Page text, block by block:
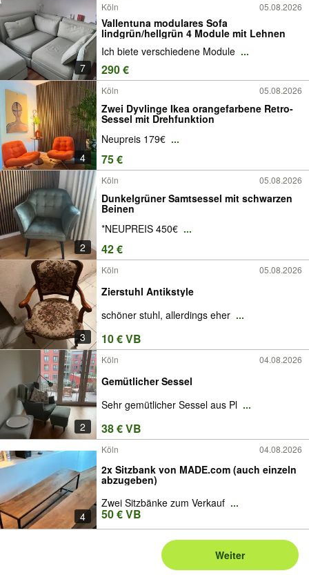
7
Köln 05.08.2026
Vallentuna modulares Sofa
lindgrün/hellgrün 4 Module mit Lehnen
Ich biete verschiedene Module ...
290 €
4
Köln 05.08.2026
Zwei Dyvlinge Ikea orangefarbene Retro-
Sessel mit Drehfunktion
Neupreis 179€ ...
75 €
2
Köln 05.08.2026
Dunkelgrüner Samtsessel mit schwarzen
Beinen
*NEUPREIS 450€ ...
42 €
3
Köln 05.08.2026
Zierstuhl Antikstyle
schöner stuhl, allerdings eher ...
10 € VB
2
Köln 04.08.2026
Gemütlicher Sessel
Sehr gemütlicher Sessel aus Pl ...
38 € VB
4
Köln 04.08.2026
2x Sitzbank von MADE.com (auch einzeln
abzugeben)
Zwei Sitzbänke zum Verkauf ...
50 € VB
Weiter